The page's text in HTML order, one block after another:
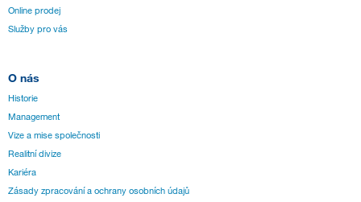
Online prodej
Služby pro vás
O nás
Historie
Management
Vize a mise společnosti
Realitní divize
Kariéra
Zásady zpracování a ochrany osobních údajů